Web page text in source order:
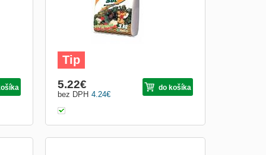
4.24€
bez DPH
5.22€ do košíka
Tip